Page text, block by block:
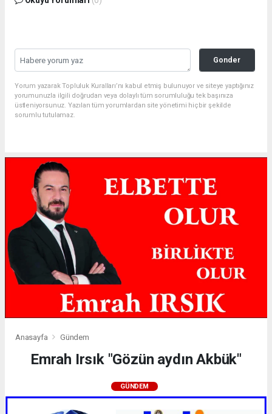
Gonder
Yorum yazarak Topluluk Kuralları’nı kabul etmiş bulunuyor ve siteye yaptığınız
yorumunuzla ilgili doğrudan veya dolaylı tüm sorumluluğu tek başınıza
üstleniyorsunuz. Yazılan tüm yorumlardan site yönetimi hiçbir şekilde
sorumlu tutulamaz.
Anasayfa Gündem
Emrah Irsık "Gözün aydın Akbük"
GÜNDEM